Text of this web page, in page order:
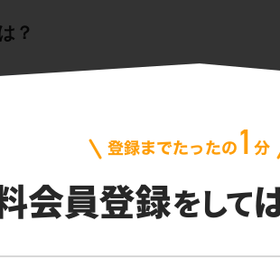
？
、「真」にはならない。数学のルールは厳